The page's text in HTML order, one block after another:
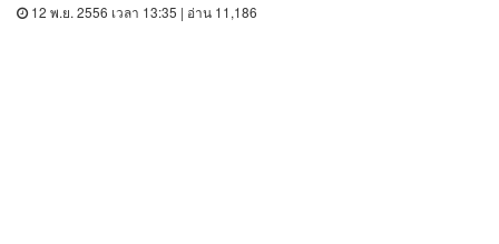
12 พ.ย. 2556 เวลา 13:35 | อ่าน 11,186